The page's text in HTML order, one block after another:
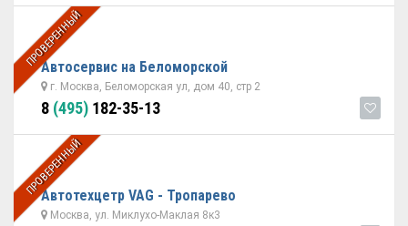
ПРОВЕРЕННЫЙ
Автосервис на Беломорской
г. Москва, Беломорская ул, дом 40, стр 2
8 (495) 182-35-13
ПРОВЕРЕННЫЙ
Автотехцетр VAG - Тропарево
Москва, ул. Миклухо-Маклая 8к3